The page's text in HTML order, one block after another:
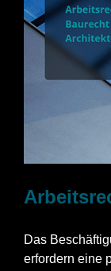
Das
erfordern eine